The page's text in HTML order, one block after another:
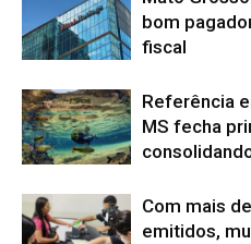
bom
fiscal
Referência
MS fecha
Com mais
emitidos,